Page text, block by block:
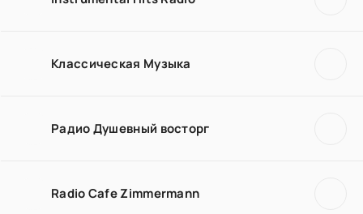
Классическая Музыка
Радио Душевный восторг
Radio Cafe Zimmermann